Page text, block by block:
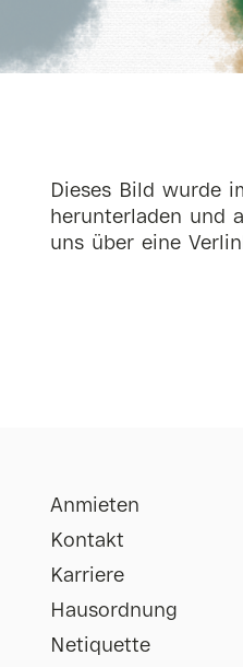
Dieses Bild wurde
herunterladen und
uns über eine
Anmieten
Kontakt
Karriere
Hausordnung
Netiquette